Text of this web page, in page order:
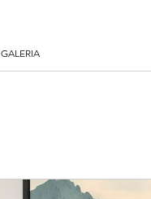
GALERIA